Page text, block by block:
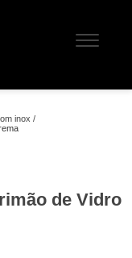
inox
de Vidro